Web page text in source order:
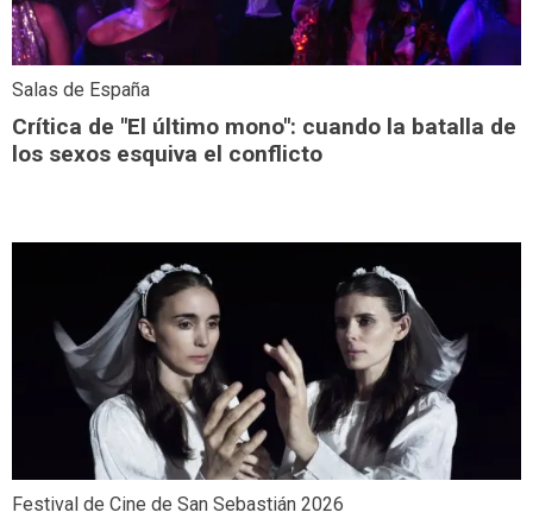
Salas de España
Crítica de "El último mono": cuando la batalla de
los sexos esquiva el conflicto
Festival de Cine de San Sebastián 2026